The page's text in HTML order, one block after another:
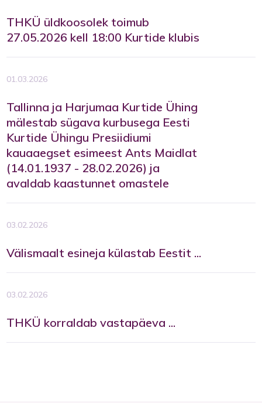
THKÜ üldkoosolek toimub
27.05.2026 kell 18:00 Kurtide klubis
01.03.2026
Tallinna ja Harjumaa Kurtide Ühing
mälestab sügava kurbusega Eesti
Kurtide Ühingu Presiidiumi
kauaaegset esimeest Ants Maidlat
(14.01.1937 - 28.02.2026) ja
avaldab kaastunnet omastele
03.02.2026
Välismaalt esineja külastab Eestit ...
03.02.2026
THKÜ korraldab vastapäeva ...